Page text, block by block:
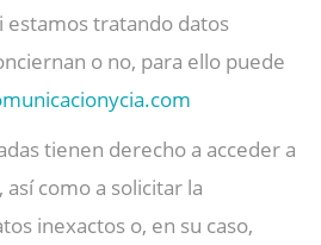
estamos tratando datos
o no, para ello puede
tienen derecho a acceder a
como a solicitar la
inexactos o, en su caso,